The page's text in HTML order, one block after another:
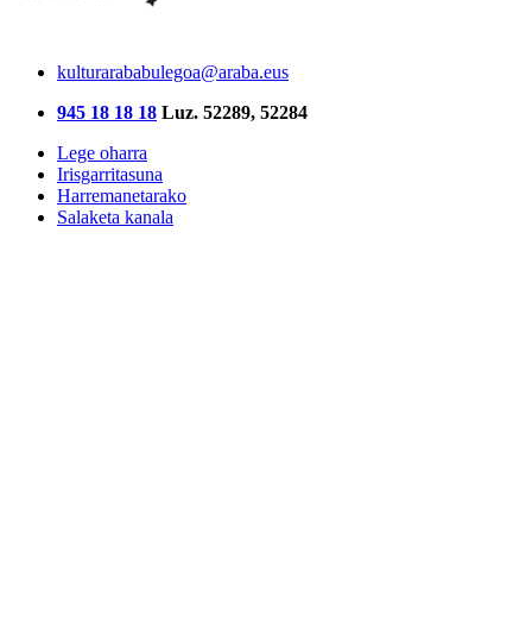
kulturarababulegoa@araba.eus
945 18 18 18 Luz. 52289, 52284
Lege oharra
Irisgarritasuna
Harremanetarako
Salaketa kanala